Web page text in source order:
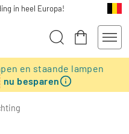
in heel Europa!
en staande lampen
nu besparen